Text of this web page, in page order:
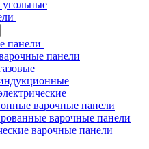
панели
панели
варочные панели
варочные панели
варочные панели